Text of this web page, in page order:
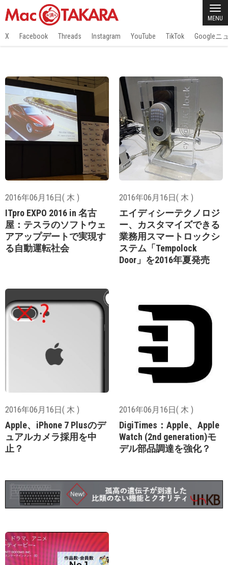
MENU
X Facebook Threads Instagram YouTube TikTok Googleニ
2016年06月16日( 木 )
ITpro EXPO 2016 in 名古
屋：テスラのソフトウェ
アアップデートで実現す
る自動運転社会
2016年06月16日( 木 )
エイディシーテクノロジ
ー、カスタマイズできる
業務用スマートロックシ
ステム「Tempolock
Door」を2016年夏発売
2016年06月16日( 木 )
Apple、iPhone 7 Plusのデ
ュアルカメラ採用を中
止？
2016年06月16日( 木 )
DigiTimes：Apple、Apple
Watch (2nd generation)モ
デル部品調達を強化？